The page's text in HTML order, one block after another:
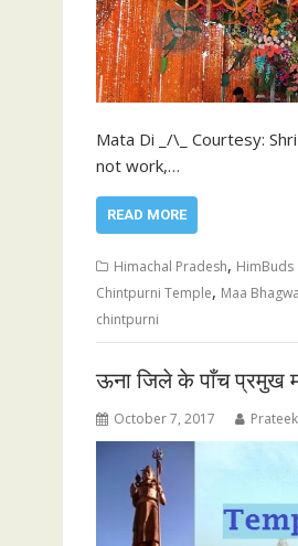
Mata Di _/\_ Courtesy:
not work,…
READ MORE
Himachal Pradesh, HimBuds
Chintpurni Temple, Maa
chintpurni
ऊना जिले के पाँच प्रमुख
October 7, 2017